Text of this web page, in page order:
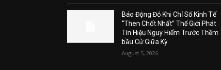
Báo Động Đỏ Khi Chỉ Số Kinh Tế
“Then Chốt Nhất” Thế Giới Phát
Tín Hiệu Nguy Hiểm Trước Thềm
bầu Cử Giữa Kỳ
August 5, 2026